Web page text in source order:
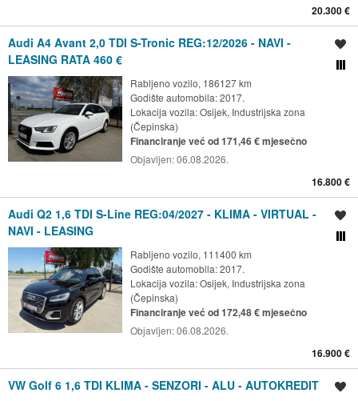
20.300 €
Audi A4 Avant 2,0 TDI S-Tronic REG:12/2026 - NAVI -
LEASING RATA 460 €
Rabljeno vozilo, 186127 km
Godište automobila: 2017.
Lokacija vozila:Osijek, Industrijska zona
(Čepinska)
Financiranje već od 171,46 € mjesečno
Objavljen:06.08.2026.
16.800 €
Audi Q2 1,6 TDI S-Line REG:04/2027 - KLIMA - VIRTUAL -
NAVI - LEASING
Rabljeno vozilo, 111400 km
Godište automobila: 2017.
Lokacija vozila:Osijek, Industrijska zona
(Čepinska)
Financiranje već od 172,48 € mjesečno
Objavljen:06.08.2026.
16.900 €
VW Golf 6 1,6 TDI KLIMA - SENZORI - ALU - AUTOKREDIT